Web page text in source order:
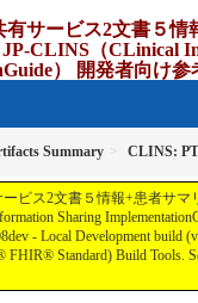
有サービス2文書５
CLINS（CLinical
） 開発者向け
Summary CLINS:
ービス2文書５情報+患者サ
Sharing
- Local Development build
Standard) Build Tools.